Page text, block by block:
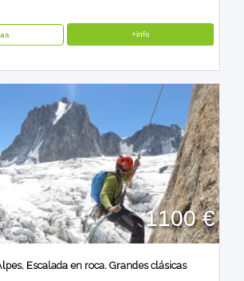
+info
1100 €
Escalada en roca. Grandes clásicas